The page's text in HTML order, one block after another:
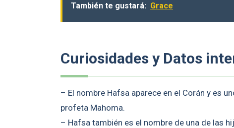
También te gustará: Grace
Curiosidades y Datos
– El nombre Hafsa aparece en el Corán y es
profeta Mahoma.
– Hafsa también es el nombre de una de las